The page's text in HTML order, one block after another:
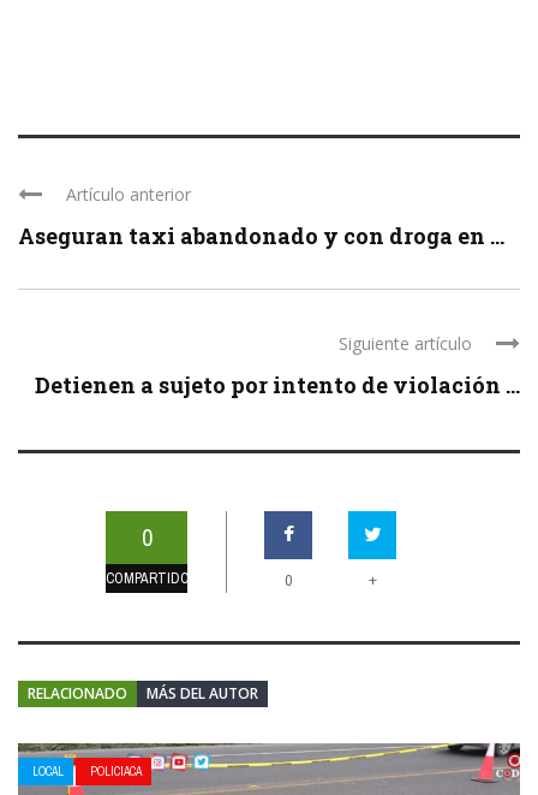
Artículo anterior
Aseguran taxi abandonado y con droga en ...
Siguiente artículo
Detienen a sujeto por intento de violación ...
0
COMPARTIDOS 0 +
RELACIONADO MÁS DEL AUTOR
LOCAL POLICIACA